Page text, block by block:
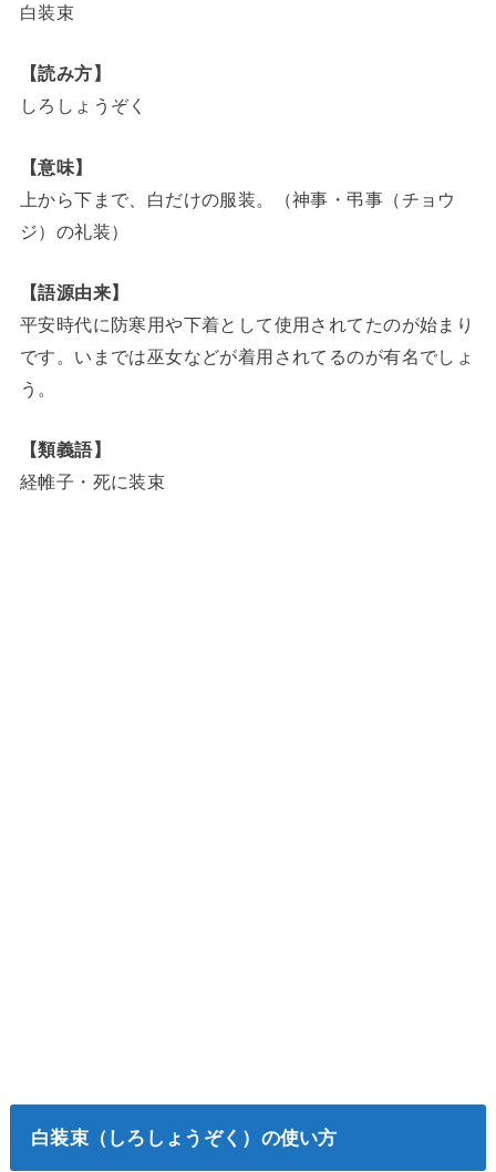
白装束
【読み方】
しろしょうぞく
【意味】
上から下まで、白だけの服装。（神事・弔事（チョウ
ジ）の礼装）
【語源由来】
平安時代に防寒用や下着として使用されてたのが始まり
です。いまでは巫女などが着用されてるのが有名でしょ
う。
【類義語】
経帷子・死に装束
白装束（しろしょうぞく）の使い方